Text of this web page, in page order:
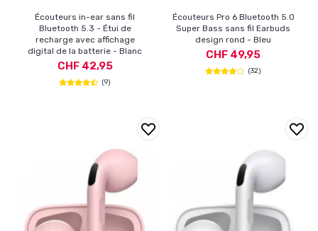
Écouteurs in-ear sans fil
Bluetooth 5.3 - Étui de
recharge avec affichage
digital de la batterie - Blanc
CHF 42,95
(9)
Écouteurs Pro 6 Bluetooth 5.0
Super Bass sans fil Earbuds
design rond - Bleu
CHF 49,95
(32)